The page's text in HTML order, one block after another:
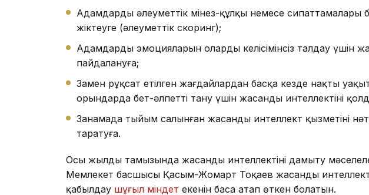
Адамдарды әлеуметтік мінез-құлқы немесе сипаттамалары
жіктеуге (әлеуметтік скоринг);
Адамдардың эмоцияларын олардың келісімінсіз талдау үшін
пайдалануға;
Заңмен рұқсат етілген жағдайлардан басқа кезде нақты
орындарда бет-әлпетті тану үшін жасанды интеллектіні
Заңнамада тыйым салынған жасанды интеллект қызметінің
таратуға.
Осы жылдың тамызында жасанды интеллектіні дамыту
Мемлекет басшысы Қасым-Жомарт Тоқаев жасанды интеллект
қабылдау шұғыл міндет екенін баса атап өткен болатын.